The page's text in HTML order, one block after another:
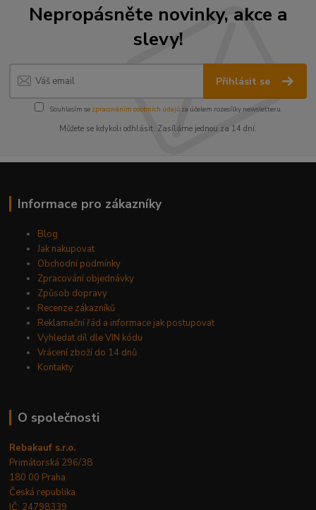
Nepropásněte novinky, akce a
slevy!
Přihlásit se
Souhlasím se zpracováním osobních údajůza účelem rozesílky newsletteru.
Můžete se kdykoli odhlásit. Zasíláme jednou za 14 dní.
Informace pro zákazníky
Blog
Jak nakupovat
Obchodní podmínky
Zpracování objednávky
Způsob dopravy
Recenze zákazníků
Reklamační řád a informace jak postupovat
Vyhledat díl dle VIN kódu
Vrácení zboží do 14 dnů
Kontakty
O společnosti
Rebakauf s.r.o.
Primátorská 296/38
180 00 Praha
Česká republika
IČ: 24798339